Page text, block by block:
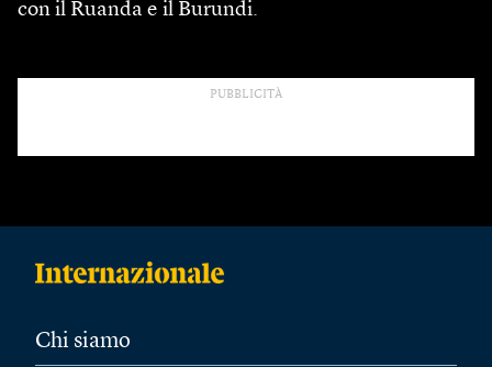
con il Ruanda e il Burundi.
PUBBLICITÀ
Chi siamo